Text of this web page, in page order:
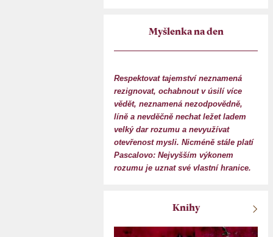
Myšlenka na den
Respektovat tajemství neznamená
rezignovat, ochabnout v úsilí více
vědět, neznamená nezodpovědně,
líně a nevděčně nechat ležet ladem
velký dar rozumu a nevyužívat
otevřenost mysli. Nicméně stále platí
Pascalovo: Nejvyšším výkonem
rozumu je uznat své vlastní hranice.
Knihy